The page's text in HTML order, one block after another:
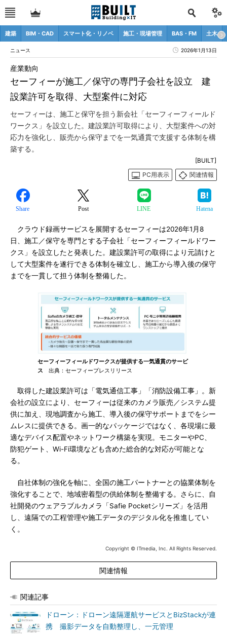
建築 BIM・CAD スマート化・リノベ 施工・現場管理 BAS・FM 土木
ニュース 2026年1月13日
セーフィーが施工／保守の専門子会社を設立 建
設業許可を取得、大型案件に対応
産業動向
セーフィーは、施工と保守を担う新会社「セーフィーフィールド
ワークス」を設立した。建設業許可取得により、大型案件への対
応力を強化し、販売から保守までを一気通貫で支援する体制を構
築する。
[BUILT]
PC用表示
関連情報
Share Post LINE Hatena
クラウド録画サービスを展開するセーフィーは2026年1月8
日、施工／保守を専門とする子会社「セーフィーフィールドワー
クス」を設立したと発表した。建設業許可の取得により元請けと
して大型案件を遂行できる体制を確立し、施工から導入後の保守
までを一貫して担う体制を整備した。
セーフィーフィールドワークスが提供する一気通貫のサービ
ス 出典：セーフィープレスリリース
取得した建設業許可は「電気通信工事」「消防設備工事」。新
会社の設立により、セーフィーは従来のカメラ販売／システム提
供に加え、現地調査から施工、導入後の保守サポートまでをシー
ムレスに提供できる。画一的なパッケージではなく、各現場に最
適なデバイス配置やネットワーク構築を実現。モニターやPC、
防犯ゲート、Wi-Fi環境なども含めた総合的な対応が可能とな
る。
自社体制の強化を軸に、全国の施工パートナーとの協業体制を
強化することで、地域密着型の供給体制を整備する。さらに、自
社開発のウェアラブルカメラ「Safie Pocketシリーズ」を活用
し、遠隔での工程管理や施工データのデジタル化を推進してい
く。
Copyright © ITmedia, Inc. All Rights Reserved.
関連情報
関連記事
ドローン：ドローン遠隔運航サービスとBizStackが連
携 撮影データを自動整理し、一元管理